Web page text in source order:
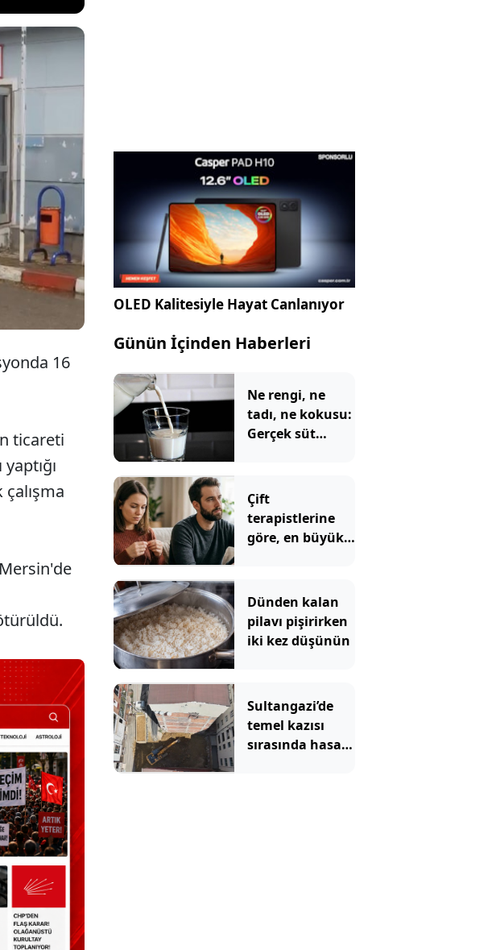
16
ticareti
OLED Kalitesiyle Hayat Canlanıyor
Günün İçinden Haberleri
Ne rengi, ne
tadı, ne kokusu:
Gerçek süt
Çift
terapistlerine
göre, en büyük
karşılaştığı 5
ilişki sorunu
Dünden kalan
pilavı pişirirken
iki kez düşünün
Sultangazi’de
temel kazısı
sırasında hasar